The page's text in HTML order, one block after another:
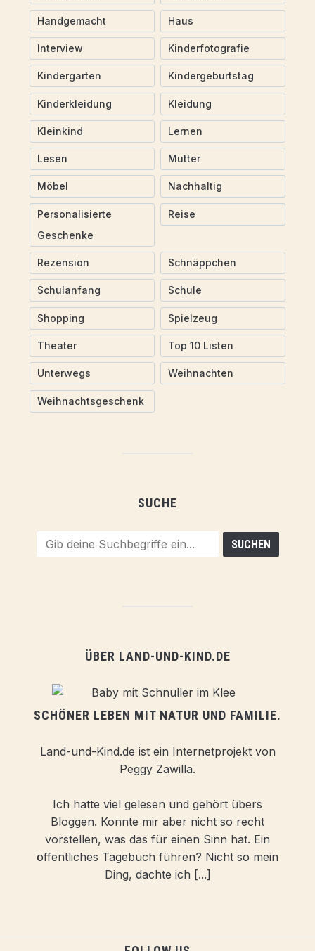
Handgemacht Haus
Interview Kinderfotografie
Kindergarten Kindergeburtstag
Kinderkleidung Kleidung
Kleinkind Lernen
Lesen Mutter
Möbel Nachhaltig
Personalisierte
Geschenke
Reise
Rezension Schnäppchen
Schulanfang Schule
Shopping Spielzeug
Theater Top 10 Listen
Unterwegs Weihnachten
Weihnachtsgeschenk
SUCHE
ÜBER LAND-UND-KIND.DE
SCHÖNER LEBEN MIT NATUR UND FAMILIE.
Land-und-Kind.de ist ein Internetprojekt von
Peggy Zawilla.
Ich hatte viel gelesen und gehört übers
Bloggen. Konnte mir aber nicht so recht
vorstellen, was das für einen Sinn hat. Ein
öffentliches Tagebuch führen? Nicht so mein
Ding, dachte ich [...]